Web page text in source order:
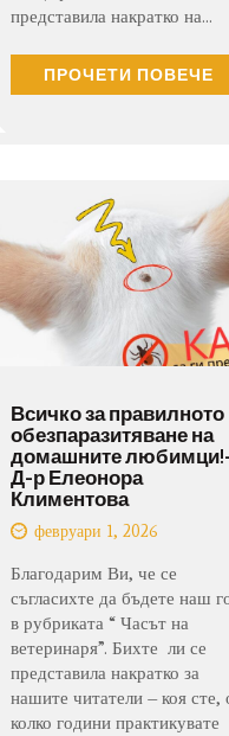
представила накратко на…
ПРОЧЕТИ ПОВЕЧЕ
Всичко за правилното
обезпаразитяване на
домашните
Д-р Елеонора
Климентова
февруари 1, 2026
Благодарим Ви, че се
съгласихте да бъдете наш
в рубриката “ Часът на
ветеринаря”. Бихте ли се
представила накратко за
нашите читатели – коя сте,
колко години практикувате